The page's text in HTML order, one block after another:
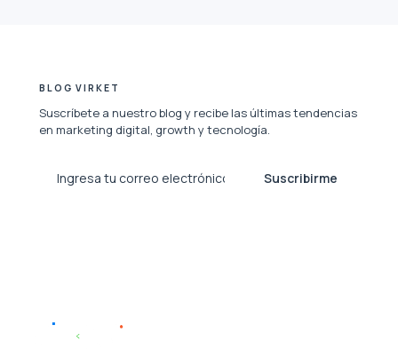
BLOG VIRKET
Suscríbete a nuestro blog y recibe las últimas tendencias
en marketing digital, growth y tecnología.
Suscribirme